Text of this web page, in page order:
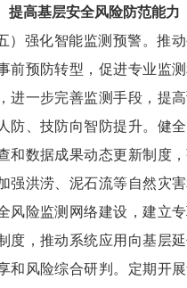
提高基层安全风险防范能力
五）强化智能监测预警。推
前预防转型，促进专业监
进一步完善监测手段，提高
防、技防向智防提升。健
和数据成果动态更新制度
强洪涝、泥石流等自然灾害
风险监测网络建设，建立
度，推动系统应用向基层
和风险综合研判。定期开